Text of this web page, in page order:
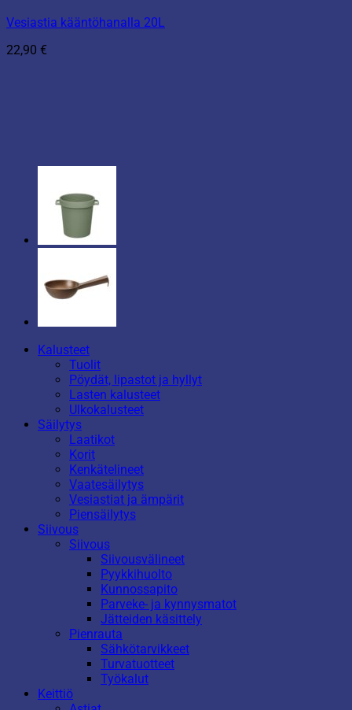
Vesiastia kääntöhanalla 20L
22,90 €
Kalusteet
Tuolit
Pöydät, lipastot ja hyllyt
Lasten kalusteet
Ulkokalusteet
Säilytys
Laatikot
Korit
Kenkätelineet
Vaatesäilytys
Vesiastiat ja ämpärit
Piensäilytys
Siivous
Siivous
Siivousvälineet
Pyykkihuolto
Kunnossapito
Parveke- ja kynnysmatot
Jätteiden käsittely
Pienrauta
Sähkötarvikkeet
Turvatuotteet
Työkalut
Keittiö